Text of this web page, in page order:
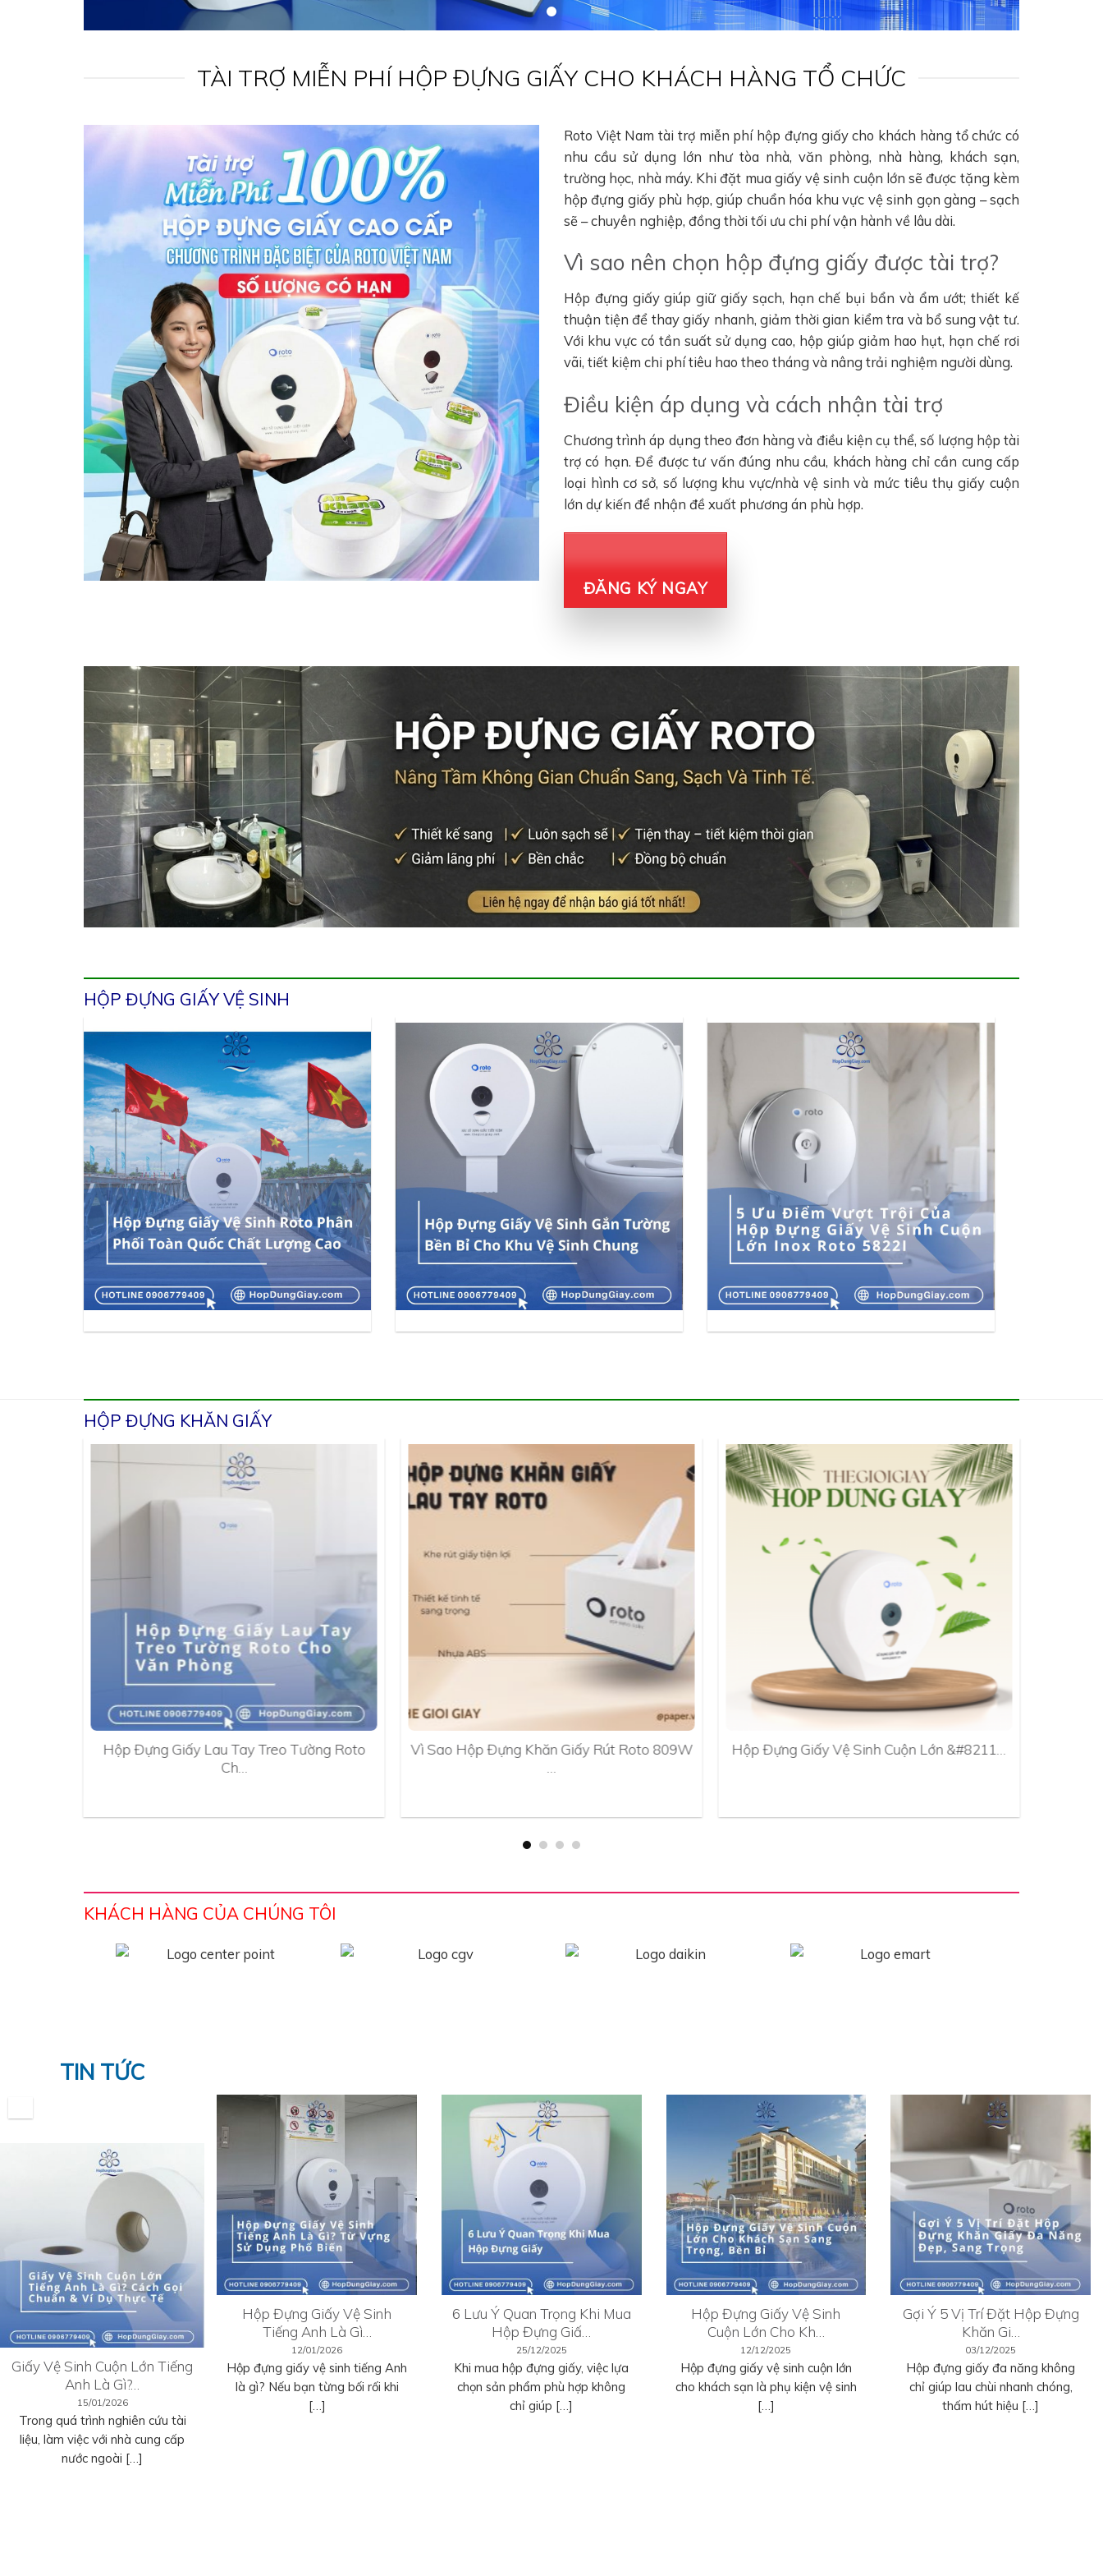
TÀI TRỢ MIỄN PHÍ HỘP ĐỰNG GIẤY CHO KHÁCH HÀNG TỔ CHỨC
Roto Việt Nam tài trợ miễn phí hộp đựng giấy cho khách hàng tổ chức có
nhu cầu sử dụng lớn như tòa nhà, văn phòng, nhà hàng, khách sạn,
trường học, nhà máy. Khi đặt mua giấy vệ sinh cuộn lớn sẽ được tặng kèm
hộp đựng giấy phù hợp, giúp chuẩn hóa khu vực vệ sinh gọn gàng – sạch
sẽ – chuyên nghiệp, đồng thời tối ưu chi phí vận hành về lâu dài.
Vì sao nên chọn hộp đựng giấy được tài trợ?
Hộp đựng giấy giúp giữ giấy sạch, hạn chế bụi bẩn và ẩm ướt; thiết kế
thuận tiện để thay giấy nhanh, giảm thời gian kiểm tra và bổ sung vật tư.
Với khu vực có tần suất sử dụng cao, hộp giúp giảm hao hụt, hạn chế rơi
vãi, tiết kiệm chi phí tiêu hao theo tháng và nâng trải nghiệm người dùng.
Điều kiện áp dụng và cách nhận tài trợ
Chương trình áp dụng theo đơn hàng và điều kiện cụ thể, số lượng hộp tài
trợ có hạn. Để được tư vấn đúng nhu cầu, khách hàng chỉ cần cung cấp
loại hình cơ sở, số lượng khu vực/nhà vệ sinh và mức tiêu thụ giấy cuộn
lớn dự kiến để nhận đề xuất phương án phù hợp.
ĐĂNG KÝ NGAY
HỘP ĐỰNG GIẤY VỆ SINH
HỘP ĐỰNG KHĂN GIẤY
Hộp Đựng Giấy Lau Tay Treo Tường Roto
Ch…
Vì Sao Hộp Đựng Khăn Giấy Rút Roto 809W
Hộp Đựng Giấy Vệ Sinh Cuộn Lớn &#8211…
KHÁCH HÀNG CỦA CHÚNG TÔI
TIN TỨC
Giấy Vệ Sinh Cuộn Lớn Tiếng
Anh Là Gì?…
15/01/2026
Trong quá trình nghiên cứu tài
liệu, làm việc với nhà cung cấp
nước ngoài […]
Hộp Đựng Giấy Vệ Sinh
Tiếng Anh Là Gì…
12/01/2026
Hộp đựng giấy vệ sinh tiếng Anh
là gì? Nếu bạn từng bối rối khi
[…]
6 Lưu Ý Quan Trọng Khi Mua
Hộp Đựng Giấ…
25/12/2025
Khi mua hộp đựng giấy, việc lựa
chọn sản phẩm phù hợp không
chỉ giúp […]
Hộp Đựng Giấy Vệ Sinh
Cuộn Lớn Cho Kh…
12/12/2025
Hộp đựng giấy vệ sinh cuộn lớn
cho khách sạn là phụ kiện vệ sinh
[…]
Gợi Ý 5 Vị Trí Đặt Hộp Đựng
Khăn Gi…
03/12/2025
Hộp đựng giấy đa năng không
chỉ giúp lau chùi nhanh chóng,
thấm hút hiệu […]